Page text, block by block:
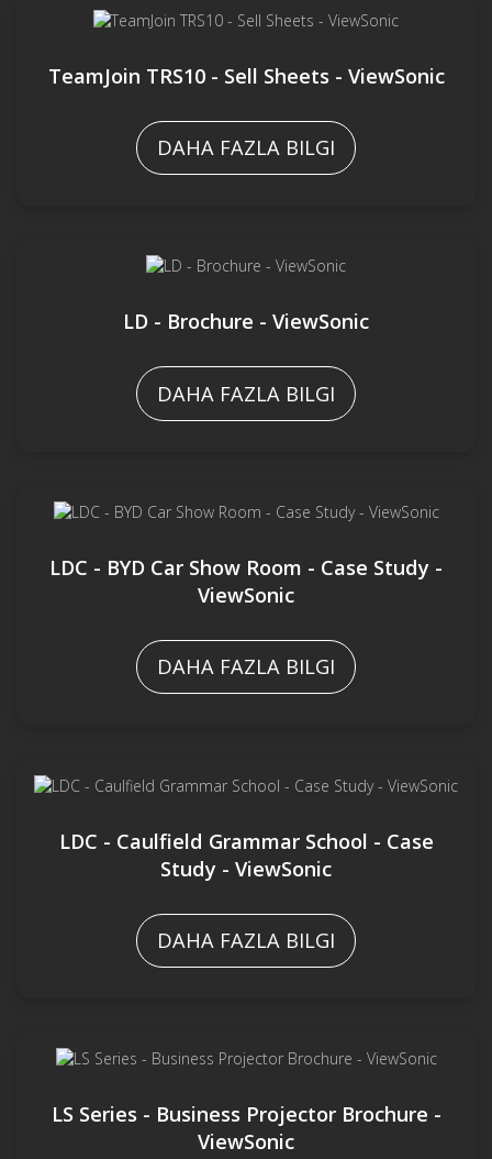
TeamJoin TRS10 - Sell Sheets - ViewSonic
DAHA FAZLA BILGI
LD - Brochure - ViewSonic
DAHA FAZLA BILGI
LDC - BYD Car Show Room - Case Study -
ViewSonic
DAHA FAZLA BILGI
LDC - Caulfield Grammar School - Case
Study - ViewSonic
DAHA FAZLA BILGI
LS Series - Business Projector Brochure -
ViewSonic